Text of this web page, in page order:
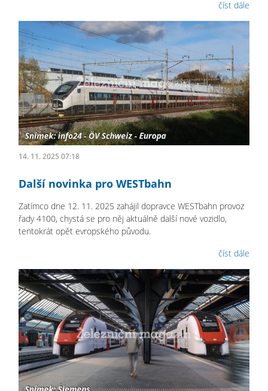
číst dále
14. 11. 2025 07:18
Další novinka pro WESTbahn
Zatímco dne 12. 11. 2025 zahájil dopravce WESTbahn provoz
řady 4100, chystá se pro něj aktuálně další nové vozidlo,
tentokrát opět evropského původu.
číst dále